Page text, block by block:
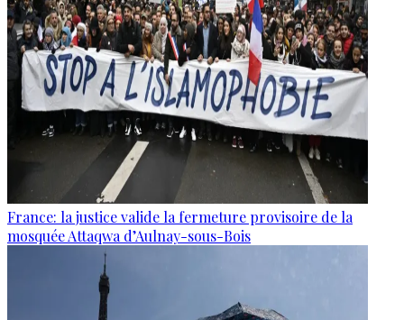
France: la justice valide la fermeture provisoire de la
mosquée Attaqwa d’Aulnay-sous-Bois